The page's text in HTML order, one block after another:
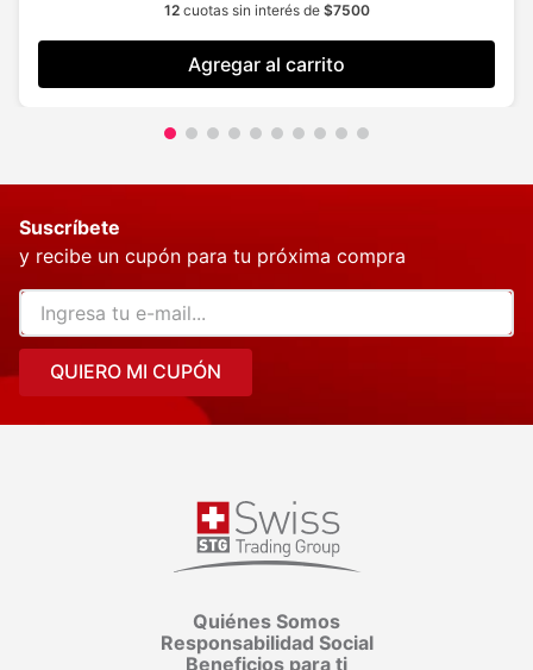
12cuotas sin interés de $7500
Agregar al carrito
Suscríbete
y recibe un cupón para tu próxima compra
QUIERO MI CUPÓN
Quiénes Somos
Responsabilidad Social
Beneficios para ti